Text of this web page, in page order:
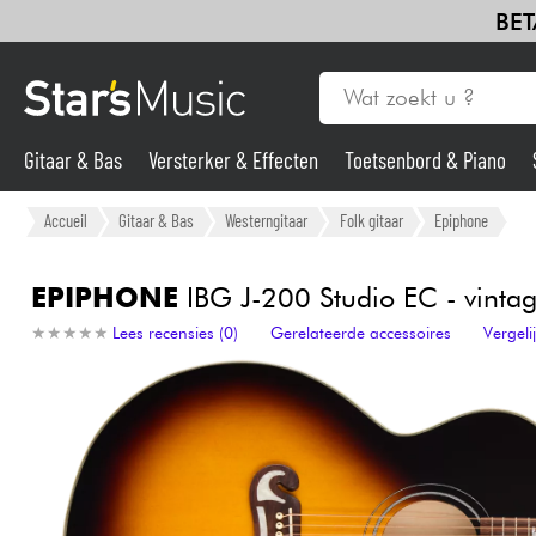
Gitaar & Bas
Synths & samplers
Licht
Viool & Quatuor
Gitaar & Bas Versterker & Effecten Toetsenbord & Piano
Accueil Gitaar & Bas Westerngitaar Folk gitaar Epiphone
EPIPHONE IBG J-200 Studio EC -
★ ★ ★ ★ ★
★ ★ ★ ★ ★ Lees recensies (0) Gerelateerde accessoires